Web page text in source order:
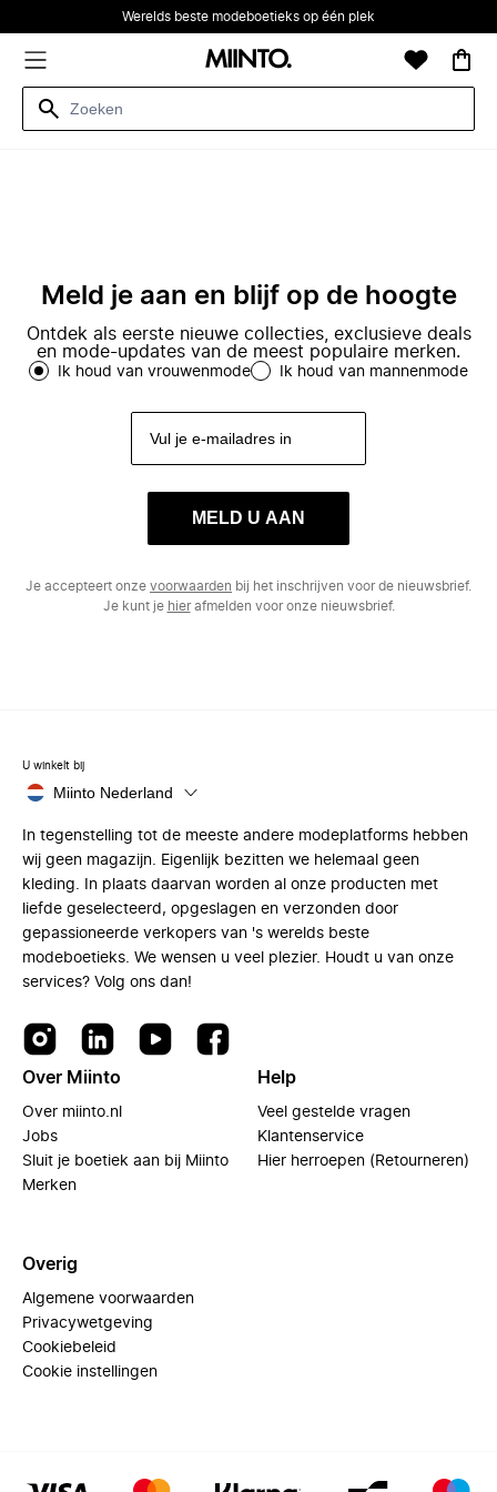
Werelds beste modeboetieks op één plek
Meld je aan en blijf op de hoogte
Ontdek als eerste nieuwe collecties, exclusieve deals
en mode-updates van de meest populaire merken.
Ik houd van vrouwenmode Ik houd van mannenmode
MELD U AAN
Je accepteert onze voorwaarden bij het inschrijven voor de nieuwsbrief.
Je kunt je hierafmelden voor onze nieuwsbrief.
U winkelt bij
Miinto Nederland
In tegenstelling tot de meeste andere modeplatforms hebben
wij geen magazijn. Eigenlijk bezitten we helemaal geen
kleding. In plaats daarvan worden al onze producten met
liefde geselecteerd, opgeslagen en verzonden door
gepassioneerde verkopers van 's werelds beste
modeboetieks. We wensen u veel plezier. Houdt u van onze
services? Volg ons dan!
Over Miinto
Over miinto.nl
Jobs
Sluit je boetiek aan bij Miinto
Merken
Help
Veel gestelde vragen
Klantenservice
Hier herroepen (Retourneren)
Overig
Algemene voorwaarden
Privacywetgeving
Cookiebeleid
Cookie instellingen